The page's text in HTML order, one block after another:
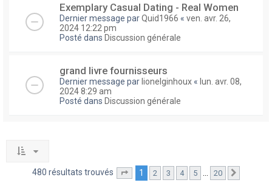
Exemplary Сasual Dating - Real Women
Dernier message parQuid1966 « ven. avr. 26,
2024 12:22 pm
Posté dans Discussion générale
grand livre fournisseurs
Dernier message par lionelginhoux « lun. avr. 08,
2024 8:29 am
Posté dans Discussion générale
480 résultats trouvés Page sur20
1 2 3 4 5 … 20